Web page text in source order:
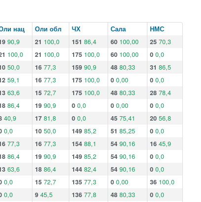
нац Оли обл ЧХ Сала
НМС
90,9 21 100,0 151 86,4 60 100,00 25 70,3
100,0 21 100,0 175 100,0 60 100,00 0 0,0
50,0 16 77,3 159 90,9 48 80,33 31 86,5
59,1 16 77,3 175 100,0 0 0,00 0 0,0
63,6 15 72,7 175 100,0 48 80,33 28 78,4
86,4 19 90,9 0 0,0 0 0,00 0 0,0
40,9 17 81,8 0 0,0 45 75,41 20 56,8
0,0 10 50,0 149 85,2 51 85,25 0 0,0
77,3 16 77,3 154 88,1 54 90,16 16 45,9
86,4 19 90,9 149 85,2 54 90,16 0 0,0
63,6 18 86,4 144 82,4 54 90,16 0 0,0
0,0 15 72,7 135 77,3 0 0,00 36 100,0
0,0 9 45,5 136 77,8 48 80,33 0 0,0